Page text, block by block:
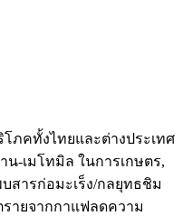
โภคทั้งไทยและต่างประเทศ
น-เมโทมิล ในการเกษตร,
สารก่อมะเร็ง/กลยุทธชิม
รายจากกาแฟลดความ